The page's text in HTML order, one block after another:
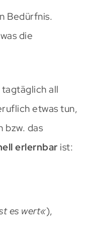
Bedürfnis.
die
tagtäglich all
etwas tun,
bzw. das
erlernbar ist:
es wert«),